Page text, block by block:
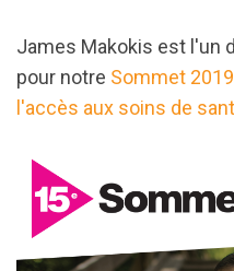
James Makokis est l'un
pour notre Sommet
l'accès aux soins de